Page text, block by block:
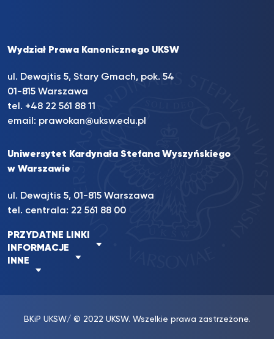
Wydział Prawa Kanonicznego UKSW
ul. Dewajtis 5, Stary Gmach, pok. 54
01-815 Warszawa
tel. +48 22 561 88 11
email: prawokan@uksw.edu.pl
Uniwersytet Kardynała Stefana Wyszyńskiego
w Warszawie
ul. Dewajtis 5, 01-815 Warszawa
tel. centrala: 22 561 88 00
PRZYDATNE LINKI
INFORMACJE
INNE
BKiP UKSW/ © 2022 UKSW. Wszelkie prawa zastrzeżone.